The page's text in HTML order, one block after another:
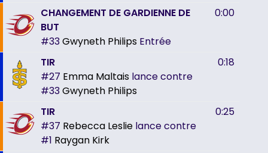
CHANGEMENT DE GARDIENNE DE
BUT
#33Gwyneth Philips Entrée
0:00
TIR
#27 Emma Maltais lance contre
#33Gwyneth Philips
0:18
TIR
#37 Rebecca Leslie lance contre
#1 Raygan Kirk
0:25